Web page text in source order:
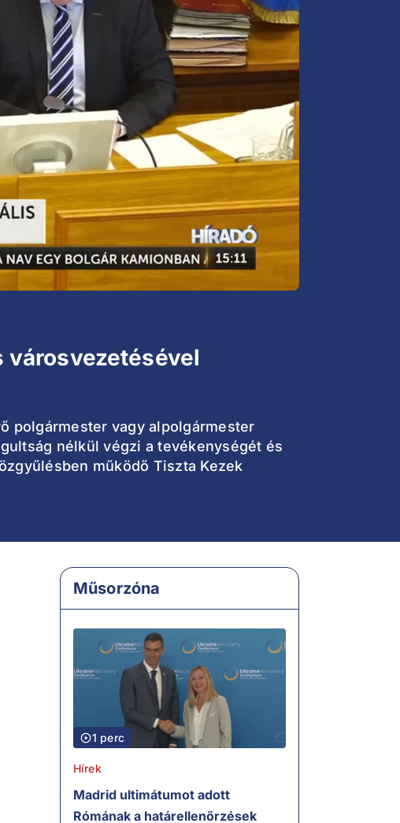
polgármester vagy alpolgármester
nélkül végzi a tevékenységét és
működő Tiszta Kezek
Műsorzóna
1 perc
Hírek
Madrid ultimátumot adott
Rómának a határellenőrzések